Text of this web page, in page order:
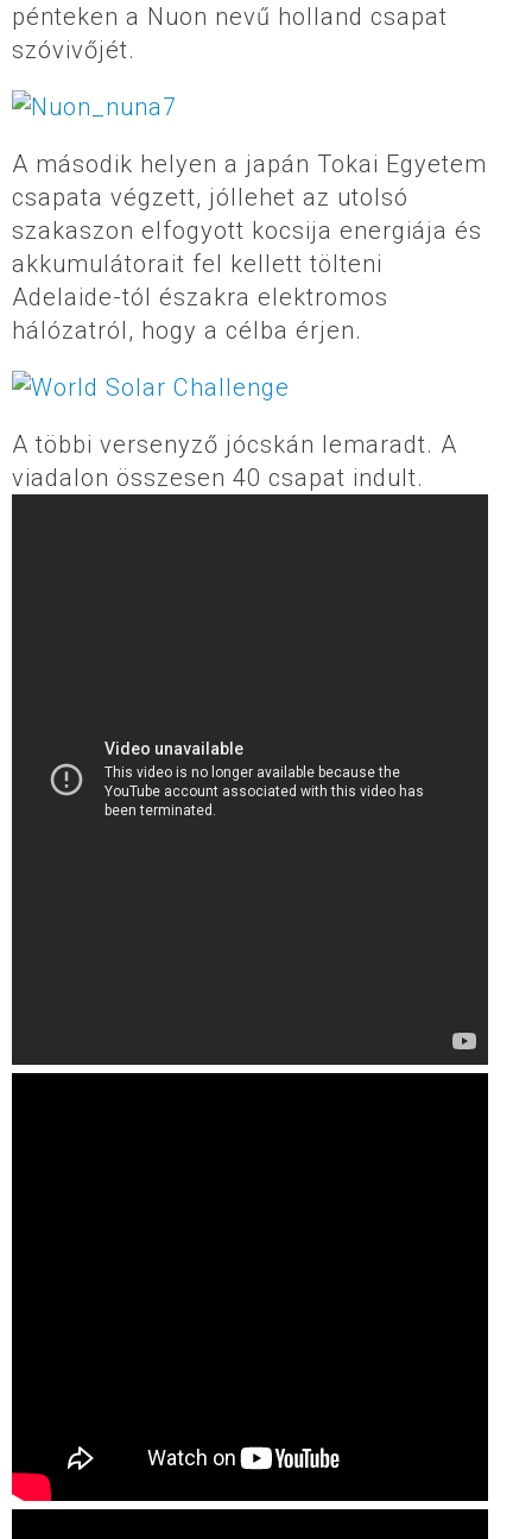
pénteken a Nuon nevű holland csapat
szóvivőjét.
A második helyen a japán Tokai Egyetem
csapata végzett, jóllehet az utolsó
szakaszon elfogyott kocsija energiája és
akkumulátorait fel kellett tölteni
Adelaide-tól északra elektromos
hálózatról, hogy a célba érjen.
A többi versenyző jócskán lemaradt. A
viadalon összesen 40 csapat indult.